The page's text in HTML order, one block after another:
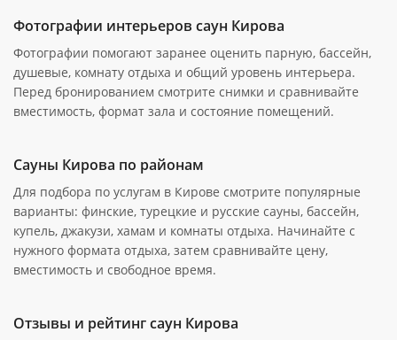
Фотографии интерьеров саун Кирова
Фотографии помогают заранее оценить парную, бассейн,
душевые, комнату отдыха и общий уровень интерьера.
Перед бронированием смотрите снимки и сравнивайте
вместимость, формат зала и состояние помещений.
Сауны Кирова по районам
Для подбора по услугам в Кирове смотрите популярные
варианты: финские, турецкие и русские сауны, бассейн,
купель, джакузи, хамам и комнаты отдыха. Начинайте с
нужного формата отдыха, затем сравнивайте цену,
вместимость и свободное время.
Отзывы и рейтинг саун Кирова